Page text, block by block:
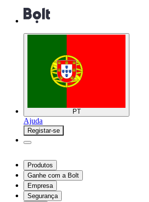
PT
Ajuda
Registar-se
Produtos
Ganhe com a Bolt
Empresa
Segurança